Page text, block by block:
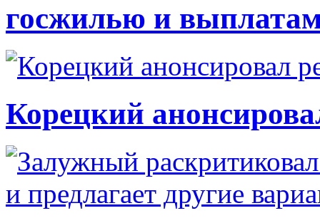
госжилью и
Корецкий